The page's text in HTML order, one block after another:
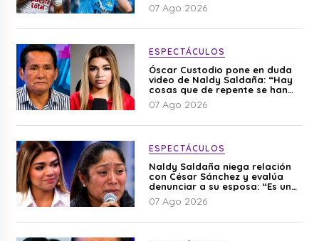
07 Ago 2026
ESPECTÁCULOS
Óscar Custodio pone en duda
video de Naldy Saldaña: “Hay
cosas que de repente se han
editado”
07 Ago 2026
ESPECTÁCULOS
Naldy Saldaña niega relación
con César Sánchez y evalúa
denunciar a su esposa: “Es una
difamación”
07 Ago 2026